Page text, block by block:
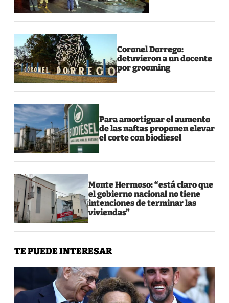
Coronel Dorrego:
detuvieron a un docente
por grooming
Para amortiguar el aumento
de las naftas proponen elevar
el corte con biodiesel
Monte Hermoso: “está claro que
el gobierno nacional no tiene
intenciones de terminar las
viviendas”
TE PUEDE INTERESAR